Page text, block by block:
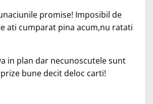
promise! Imposibil de
ati cumparat pina acum,nu ratati
in plan dar necunoscutele sunt
bune decit deloc carti!